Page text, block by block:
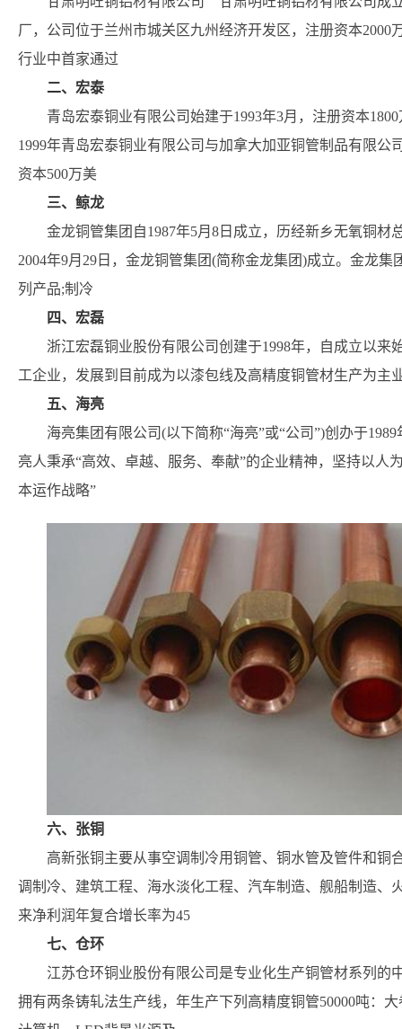
厂，公司位于兰州市城关区九州经济开发区，注册资本2000
行业中首家通过
二、宏泰
青岛宏泰铜业有限公司始建于1993年3月，注册资本
1999年青岛宏泰铜业有限公司与加拿大加亚铜管制品有限
资本500万美
三、鲸龙
金龙铜管集团自1987年5月8日成立，历经新乡无氧铜
2004年9月29日，金龙铜管集团(简称金龙集团)成立。金龙
列产品;制冷
四、宏磊
浙江宏磊铜业股份有限公司创建于1998年，自成立以
工企业，发展到目前成为以漆包线及高精度铜管材生产为主
五、海亮
海亮集团有限公司(以下简称“海亮”或“公司”)创办于
亮人秉承“高效、卓越、服务、奉献”的企业精神，坚持以人
本运作战略”
六、张铜
高新张铜主要从事空调制冷用铜管、铜水管及管件和
调制冷、建筑工程、海水淡化工程、汽车制造、舰船制造、
来净利润年复合增长率为45
七、仓环
江苏仓环铜业股份有限公司是专业化生产铜管材系列
拥有两条铸轧法生产线，年生产下列高精度铜管50000吨：